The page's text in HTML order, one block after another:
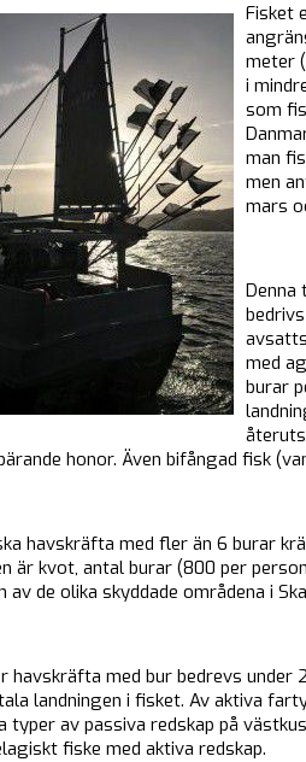
Fisket
meter
i
som
man
men
mars
Denna
med
burar
honor. Även bifångad fisk
havskräfta med fler än 6 burar
är kvot, antal burar (800 per
av de olika skyddade områdena i
havskräfta med bur bedrevs
landningen i fisket. Av aktiva
typer av passiva redskap på
fiske med aktiva redskap.